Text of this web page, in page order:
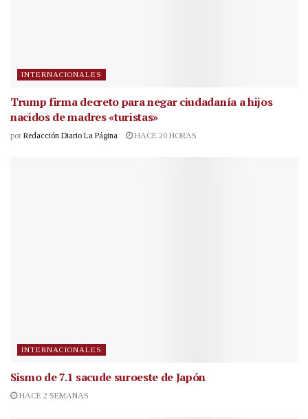
INTERNACIONALES
Trump firma decreto para negar ciudadanía a hijos
nacidos de madres «turistas»
por Redacción Diario La Página HACE 20 HORAS
INTERNACIONALES
Sismo de 7.1 sacude suroeste de Japón
HACE 2 SEMANAS